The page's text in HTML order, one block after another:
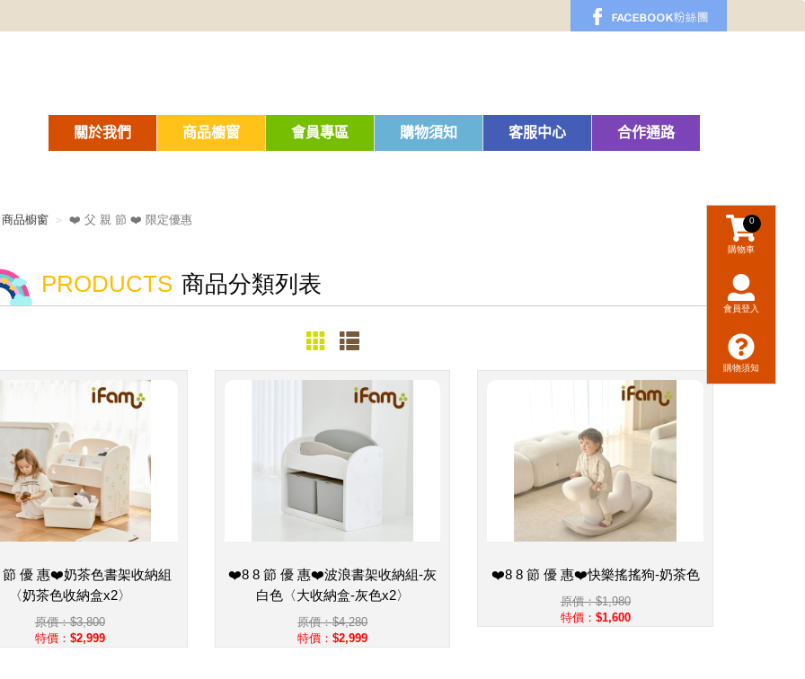
關於我們 商品櫥窗 會員專區 購物須知 客服中心 合作通路
商品櫥窗 ❤️ 父 親 節 ❤️ 限定優惠
PRODUCTS 商品分類列表
優 惠❤️奶茶色書架收納組
〈奶茶色收納盒x2〉
原價：$3,800
特價：$2,999
❤️8 8 節 優 惠❤️波浪書架收納組-灰
白色〈大收納盒-灰色x2〉
原價：$4,280
特價：$2,999
❤️8 8 節 優 惠❤️快樂搖搖狗-奶茶色
原價：$1,980
特價：$1,600
購物車
0
會員登入
購物須知